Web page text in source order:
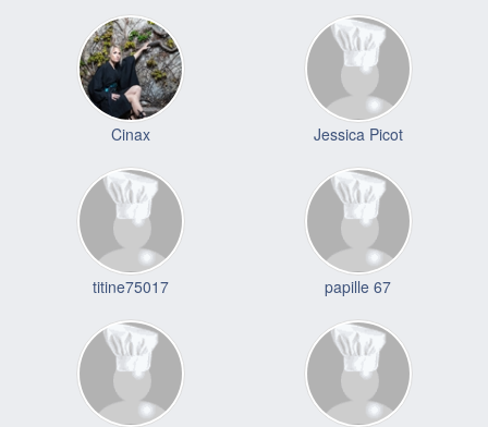
Cinax Jessica Picot
titine75017 papille 67